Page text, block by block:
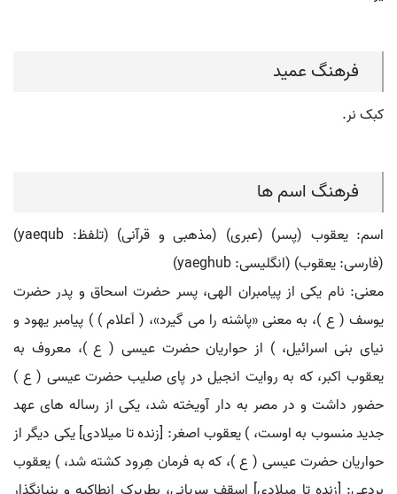
فرهنگ عمید
کبک نر.
فرهنگ اسم ها
اسم: یعقوب (پسر) (عبری) (مذهبی و قرآنی) (تلفظ: yaequb)
(فارسی: يعقوب) (انگلیسی: yaeghub)
معنی: نام یکی از پیامبران الهی، پسر حضرت اسحاق و پدر حضرت
یوسف ( ع )، به معنی «پاشنه را می گیرد»، ( اَعلام ) ) پیامبر یهود و
نیای بنی اسرائیل، ) از حواریان حضرت عیسی ( ع )، معروف به
یعقوب اکبر، که به روایت انجیل در پای صلیب حضرت عیسی ( ع )
حضور داشت و در مصر به دار آویخته شد، یکی از رساله های عهد
جدید منسوب به اوست، ) یعقوب اصغر: [زنده تا میلادی] یکی دیگر از
حواریان حضرت عیسی ( ع )، که به فرمان هِرود کشته شد، ) یعقوب